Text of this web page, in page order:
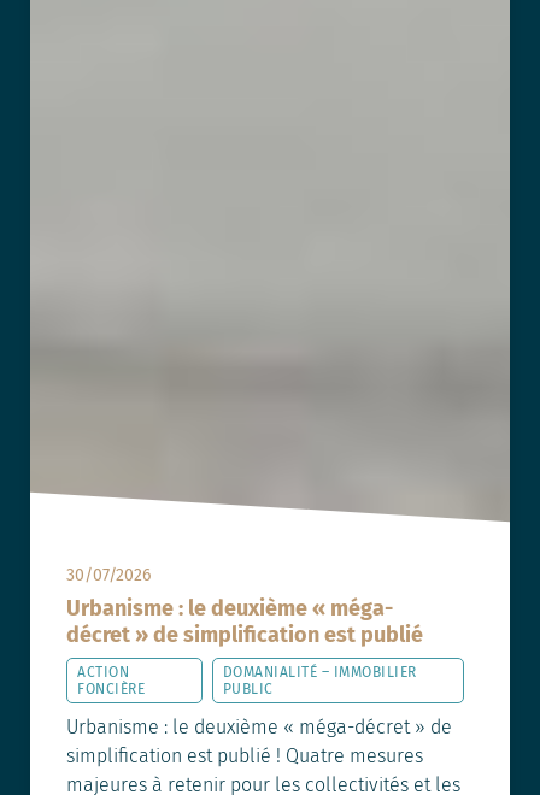
30/07/2026
Urbanisme : le deuxième « méga-
décret » de simplification est publié
ACTION
FONCIÈRE
DOMANIALITÉ – IMMOBILIER
PUBLIC
Urbanisme : le deuxième « méga-décret » de
simplification est publié ! Quatre mesures
majeures à retenir pour les collectivités et les